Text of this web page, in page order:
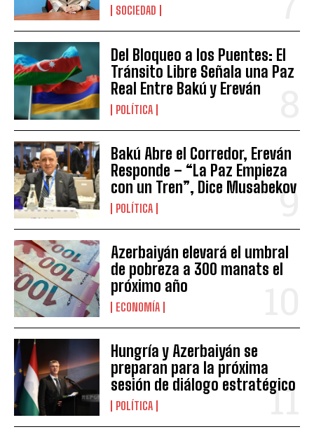
SOCIEDAD
Del Bloqueo a los Puentes: El
Tránsito Libre Señala una Paz
Real Entre Bakú y Ereván
POLÍTICA
Bakú Abre el Corredor, Ereván
Responde – “La Paz Empieza
con un Tren”, Dice Musabekov
POLÍTICA
Azerbaiyán elevará el umbral
de pobreza a 300 manats el
próximo año
ECONOMÍA
Hungría y Azerbaiyán se
preparan para la próxima
sesión de diálogo estratégico
POLÍTICA